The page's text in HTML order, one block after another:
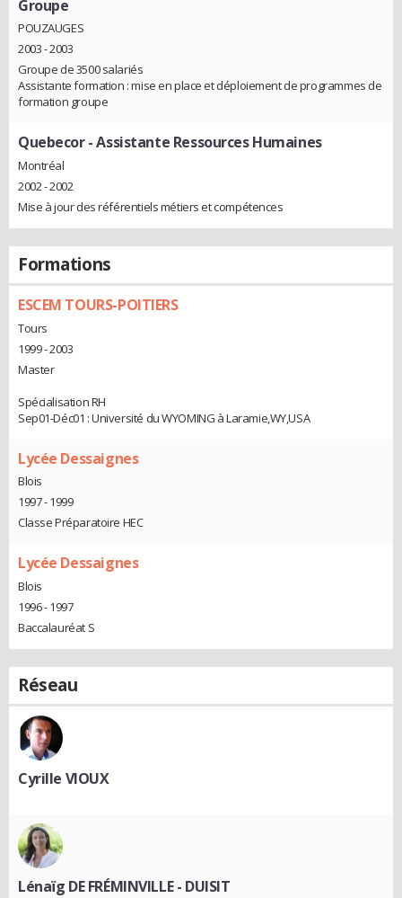
Groupe
POUZAUGES
2003 - 2003
Groupe de 3500 salariés
Assistante formation : mise en place et déploiement de programmes de
formation groupe
Quebecor- Assistante Ressources Humaines
Montréal
2002 - 2002
Mise à jour des référentiels métiers et compétences
Formations
ESCEM TOURS-POITIERS
Tours
1999 - 2003
Master
Spécialisation RH
Sep01-Déc01 : Université du WYOMING à Laramie,WY,USA
Lycée Dessaignes
Blois
1997 - 1999
Classe Préparatoire HEC
Lycée Dessaignes
Blois
1996 - 1997
Baccalauréat S
Réseau
Cyrille VIOUX
Lénaïg DE FRÉMINVILLE - DUISIT